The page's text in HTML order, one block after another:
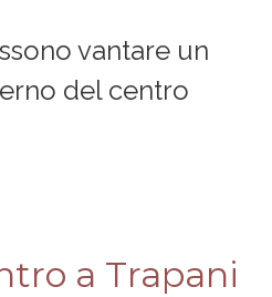
vantare un
del centro
a Trapani